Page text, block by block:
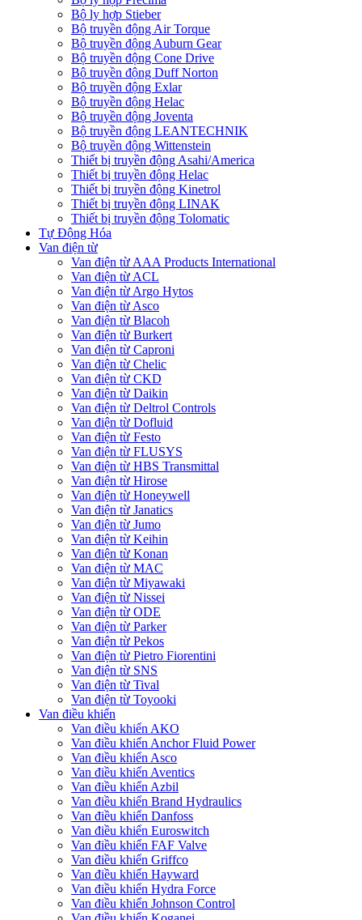
Bộ ly hợp Stieber
Bộ truyền động Air Torque
Bộ truyền động Auburn Gear
Bộ truyền động Cone Drive
Bộ truyền động Duff Norton
Bộ truyền động Exlar
Bộ truyền động Helac
Bộ truyền động Joventa
Bộ truyền động LEANTECHNIK
Bộ truyền động Wittenstein
Thiết bị truyền động Asahi/America
Thiết bị truyền động Helac
Thiết bị truyền động Kinetrol
Thiết bị truyền động LINAK
Thiết bị truyền động Tolomatic
Tự Động Hóa
Van điện từ
Van điện từ AAA Products International
Van điện từ ACL
Van điện từ Argo Hytos
Van điện từ Asco
Van điện từ Blacoh
Van điện từ Burkert
Van điện từ Caproni
Van điện từ Chelic
Van điện từ CKD
Van điện từ Daikin
Van điện từ Deltrol Controls
Van điện từ Dofluid
Van điện từ Festo
Van điện từ FLUSYS
Van điện từ HBS Transmittal
Van điện từ Hirose
Van điện từ Honeywell
Van điện từ Janatics
Van điện từ Jumo
Van điện từ Keihin
Van điện từ Konan
Van điện từ MAC
Van điện từ Miyawaki
Van điện từ Nissei
Van điện từ ODE
Van điện từ Parker
Van điện từ Pekos
Van điện từ Pietro Fiorentini
Van điện từ SNS
Van điện từ Tival
Van điện từ Toyooki
Van điều khiển
Van điều khiển AKO
Van điều khiển Anchor Fluid Power
Van điều khiển Asco
Van điều khiển Aventics
Van điều khiển Azbil
Van điều khiển Brand Hydraulics
Van điều khiển Danfoss
Van điều khiển Euroswitch
Van điều khiển FAF Valve
Van điều khiển Griffco
Van điều khiển Hayward
Van điều khiển Hydra Force
Van điều khiển Johnson Control